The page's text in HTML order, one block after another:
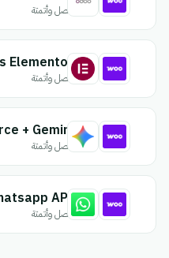
اتصل وأتمتة
اتصل وأتمتة
+ Gemini
اتصل وأتمتة
API
اتصل وأتمتة